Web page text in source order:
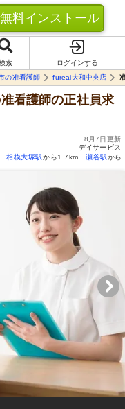
無料インストール
索
ログインする
の准看護師 fureai大和中央店
看護師の正社員求
8月7日更新
デイサービス
相模大塚駅から1.7km 瀬谷駅から